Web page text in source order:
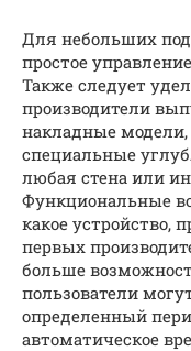
Для небольших
простое
Также следует
производители
накладные
специальные
любая стена или
Функциональные
какое устройство,
первых
больше
пользователи
определенный
автоматическое